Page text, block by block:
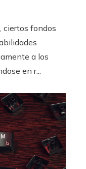
ciertos fondos
a los
en r...